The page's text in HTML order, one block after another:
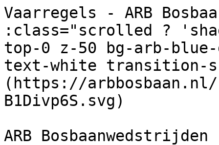
Vaarregels - ARB
:class="scrolled ?
top-0 z-50 bg-arb-blue-
text-white transition-
(https://
B1Divp6S.svg)
ARB Bosbaanwedstrijden